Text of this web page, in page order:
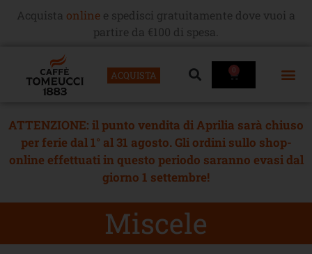
Acquista online e spedisci gratuitamente dove vuoi a
partire da €100 di spesa.
ACQUISTA 0
ATTENZIONE: il punto vendita di Aprilia sarà chiuso
per ferie dal 1° al 31 agosto. Gli ordini sullo shop-
online effettuati in questo periodo saranno evasi dal
giorno 1 settembre!
Miscele